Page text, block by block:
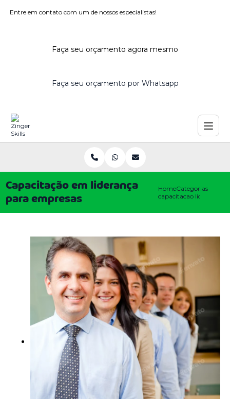
Entre em contato com um de nossos especialistas!
Faça seu orçamento agora mesmo
Faça seu orçamento por Whatsapp
HomeCategorias
capacitacao lideranca
Capacitação em liderança
para empresas